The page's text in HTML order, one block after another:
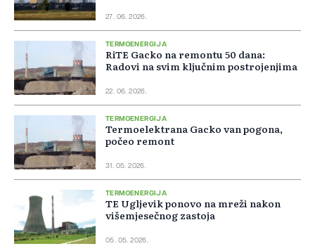
27. 06. 2026.
TERMOENERGIJA
RiTE Gacko na remontu 50 dana:
Radovi na svim ključnim postrojenjima
22. 06. 2026.
TERMOENERGIJA
Termoelektrana Gacko van pogona,
počeo remont
31. 05. 2026.
TERMOENERGIJA
TE Ugljevik ponovo na mreži nakon
višemjesečnog zastoja
05. 05. 2026.